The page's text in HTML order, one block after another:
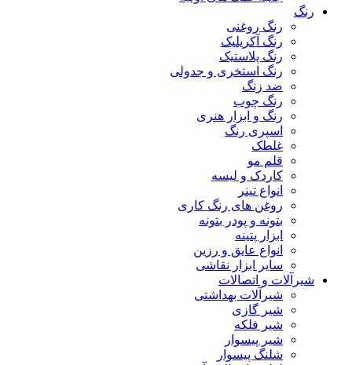
رنگ
رنگ روغنی
رنگ آکریلیک
رنگ پلاستیک
رنگ استخری و جدولی
ضد زنگ
رنگ چوب
رنگ و ابزار هنری
اسپری رنگ
غلطک
قلم مو
کاردک و لیسه
انواع تینر
روغن های رنگ کاری
بتونه و پودر بتونه
ابزار پتینه
انواع عایق و رزین
سایر ابزار نقاشی
شیرآلات و اتصالات
شیرآلات بهداشتی
شیر گازی
شیر فلکه
شیر پیسوار
شلنگ پیسوار